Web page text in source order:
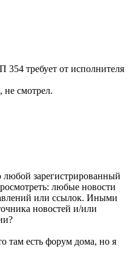
требует от исполнителя
не смотрел.
зарегистрированный
любые новости
или ссылок. Иными
новостей и/или
там есть форум дома, но я